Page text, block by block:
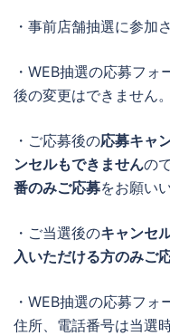
・事前店舗抽選に参加
・WEB抽選の応募フ
後の変更はできません。
・ご応募後の応募キャ
ンセルもできませんの
番のみご応募をお願い
・ご当選後のキャンセ
入いただける方のみご
・WEB抽選の応募フ
住所、電話番号は当選